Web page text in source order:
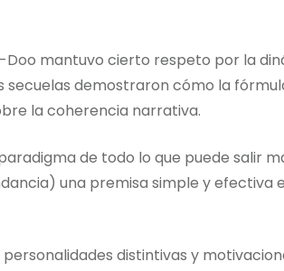
mantuvo cierto respeto por la
secuelas demostraron cómo la
la coherencia narrativa.
de todo lo que puede salir
una premisa simple y efectiva
distintivas y